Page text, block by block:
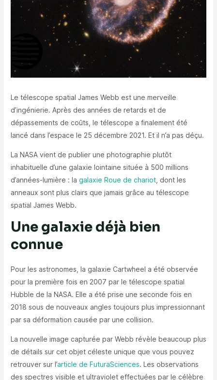
Le télescope spatial James Webb est une merveille
d’ingénierie. Après des années de retards et de
dépassements de coûts, le télescope a finalement été
lancé dans l’espace le 25 décembre 2021. Et il n’a pas déçu.
La NASA vient de publier une photographie plutôt
inhabituelle d’une galaxie lointaine située à 500 millions
d’années-lumière : la galaxie Roue de chariot, dont les
anneaux sont plus clairs que jamais grâce au télescope
spatial James Webb.
Une galaxie déjà bien
connue
Pour les astronomes, la galaxie Cartwheel a été observée
pour la première fois en 2007 par le télescope spatial
Hubble de la NASA. Elle a été prise une seconde fois en
2018 sous de nouveaux angles toujours plus impressionnant
par sa déformation causée par une collision.
La nouvelle image capturée par Webb révèle beaucoup plus
de détails sur cet objet céleste unique que vous pouvez
retrouver sur l’article de FuturaSciences. Les observations
des spectres visible et ultraviolet effectuées par le célèbre